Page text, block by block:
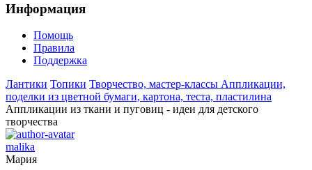
Информация
Помощь
Правила
Поддержка
Лантики Топики Творчество, мастер-классы Аппликации,
поделки из цветной бумаги, картона, теста, пластилина
Аппликации из ткани и пуговиц - идеи для детского
творчества
malika
Мария